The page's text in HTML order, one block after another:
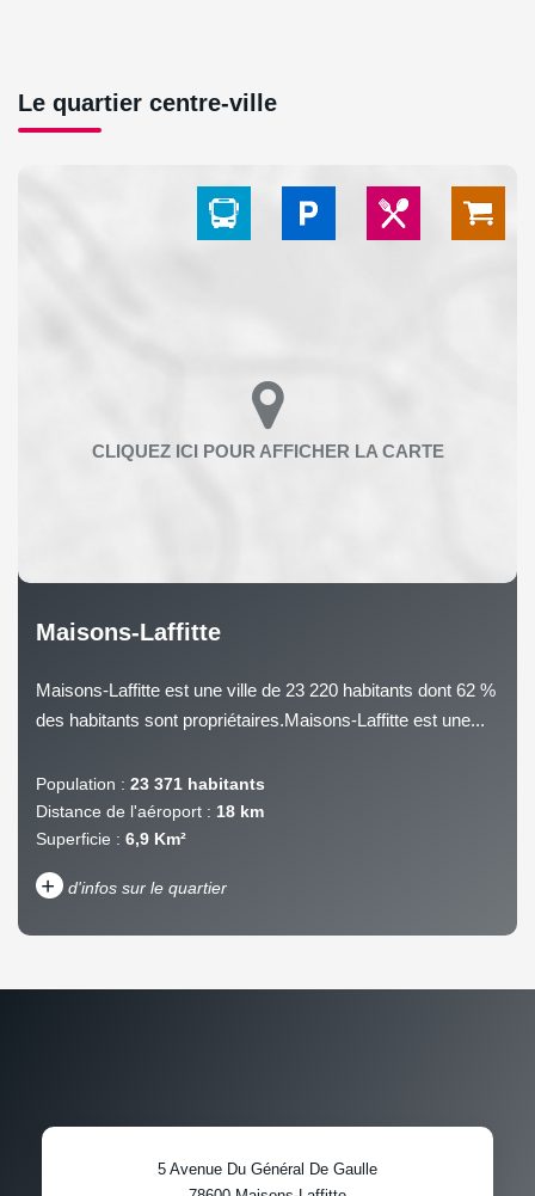
Le quartier centre-ville
Maisons-Laffitte
Maisons-Laffitte est une ville de 23 220 habitants dont 62 %
des habitants sont propriétaires.Maisons-Laffitte est une...
Population : 23 371 habitants
Distance de l'aéroport : 18 km
Superficie : 6,9 Km²
+ d'infos sur le quartier
PART DES MÉNAGES SANS
5 Avenue Du Général De Gaulle